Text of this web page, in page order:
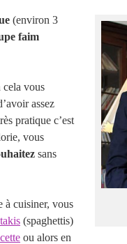
(environ 3
faim
vous
assez
pratique c’est
vous
sans
à cuisiner, vous
(spaghettis)
ou alors en